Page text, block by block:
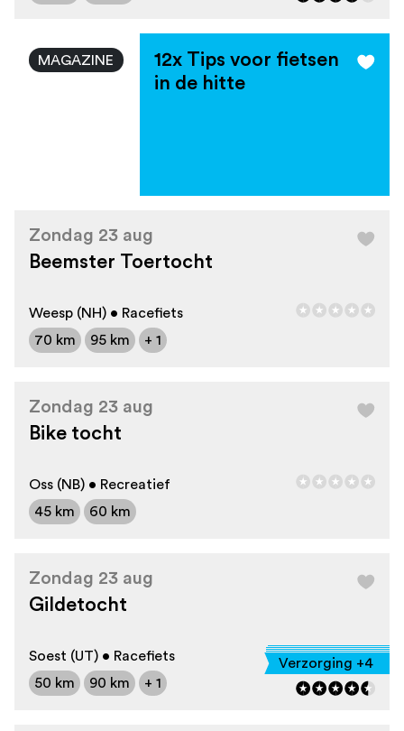
MAGAZINE
12x Tips voor fietsen
in de hitte
Zondag 23 aug
Beemster Toertocht
Weesp (NH) • Racefiets
70 km
95 km + 1
Zondag 23 aug
Bike tocht
Oss (NB) • Recreatief
45 km
60 km
Zondag 23 aug
Gildetocht
Soest (UT) • Racefiets
50 km
90 km + 1
Verzorging +4